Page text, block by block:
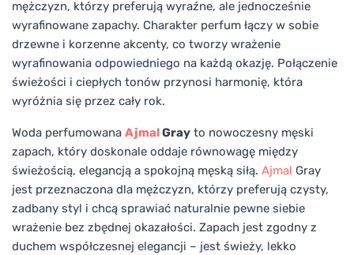
mężczyzn, którzy preferują wyraźne, ale jednocześnie
wyrafinowane zapachy. Charakter perfum łączy w sobie
drzewne i korzenne akcenty, co tworzy wrażenie
wyrafinowania odpowiedniego na każdą okazję. Połączenie
świeżości i ciepłych tonów przynosi harmonię, która
wyróżnia się przez cały rok.
Woda perfumowana AjmalGray to nowoczesny męski
zapach, który doskonale oddaje równowagę między
świeżością, elegancją a spokojną męską siłą. Ajmal Gray
jest przeznaczona dla mężczyzn, którzy preferują czysty,
zadbany styl i chcą sprawiać naturalnie pewne siebie
wrażenie bez zbędnej okazałości. Zapach jest zgodny z
duchem współczesnej elegancji – jest świeży, lekko